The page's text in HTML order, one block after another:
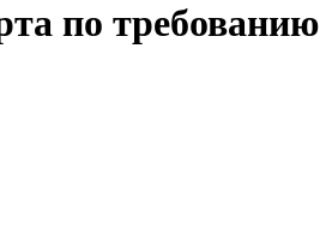
по требованию